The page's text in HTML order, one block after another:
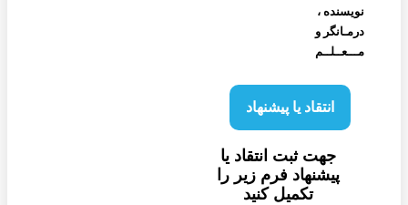
نویسنده‌ ،
درمـانگر و
مـــعــلــم
انتقاد یا پیشنهاد
جهت ثبت انتقاد یا
پیشنهاد فرم زیر را
تکمیل کنید